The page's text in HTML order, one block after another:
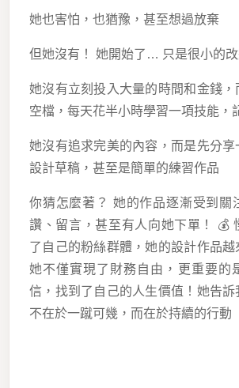
她也害怕，也猶豫，甚至想過放棄
但她沒有！ 她開始了… 只是很小的
她沒有立刻投入大量的時間和金錢，
空檔，每天花半小時學習一項技能，
她沒有追求完美的內容，而是先分享
設計草稿，甚至是簡單的練習作品
你猜怎麼著？ 她的作品逐漸受到關
讚、留言，甚至有人向她下單！ 💰
了自己的粉絲群體，她的設計作品越
她不僅實現了財務自由，更重要的
信，找到了自己的人生價值！她告
不在於一蹴可幾，而在於持續的行動